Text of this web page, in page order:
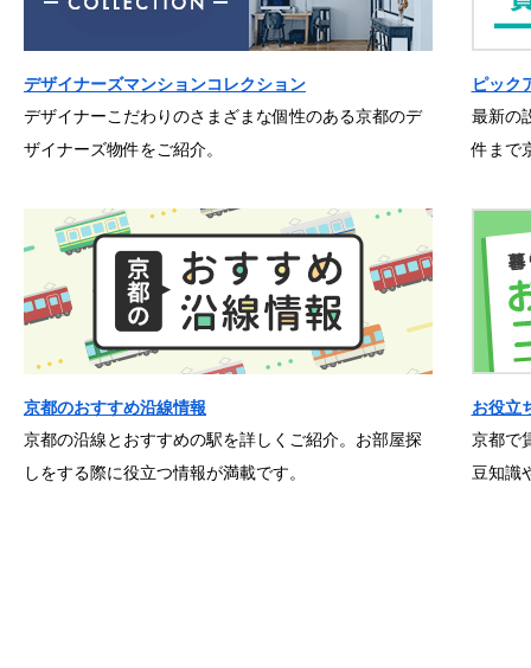
デザイナーズマンションコレクション
デザイナーこだわりのさまざまな個性のある京都のデ
ザイナーズ物件をご紹介。
ピック
最新の
件まで
京都のおすすめ沿線情報
京都の沿線とおすすめの駅を詳しくご紹介。お部屋探
しをする際に役立つ情報が満載です。
お役立
京都で
豆知識